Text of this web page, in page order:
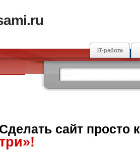
IT-работа
Сделать сайт просто